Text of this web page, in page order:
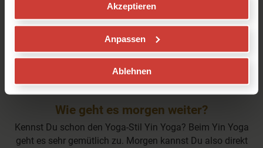
Akzeptieren
Anpassen
Ablehnen
Wow, Du hast schon mehr als die Hälfte Deiner kleinen
eine schöne Praxis bescheren.
Wie geht es morgen weiter?
Kennst Du schon den Yoga-Stil Yin Yoga? Beim Yin Yoga
geht es sehr gemütlich zu. Morgen kannst Du also direkt